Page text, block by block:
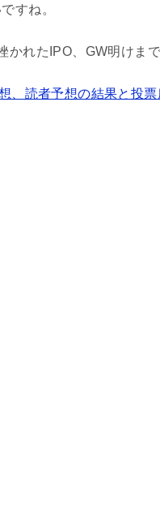
すね。
かれたIPO、GW明けま
、読者予想の結果と投票